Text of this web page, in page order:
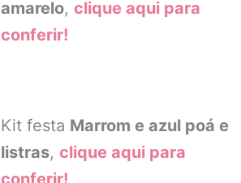
amarelo,clique aqui para
conferir!
Kit festa Marrom e azul poá e
listras,clique aqui para
conferir!